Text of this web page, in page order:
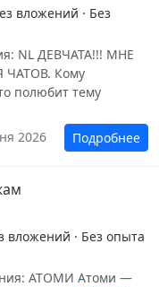
вложений · Без
NL ДЕВЧАТА!!! МНЕ
Кому
полюбит тему
2026
Подробнее
вложений · Без опыта
АТОМИ Атоми —